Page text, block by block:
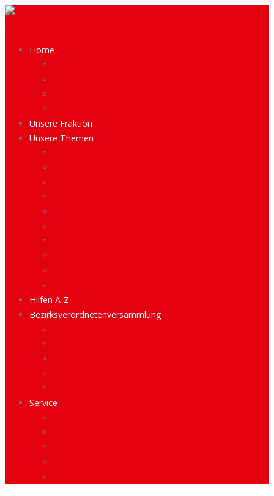
Home
Unsere Fraktion
Unsere Themen
Hilfen A-Z
Bezirksverordnetenversammlung
Service